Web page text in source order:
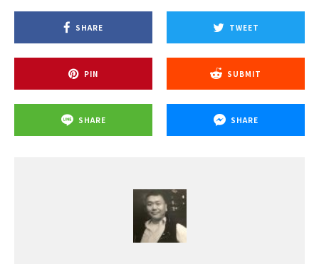
SHARE TWEET
PIN SUBMIT
SHARE SHARE